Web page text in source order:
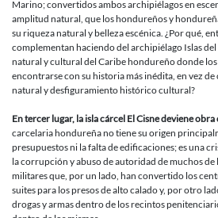
Marino; convertidos ambos archipiélagos en
amplitud natural, que los hondureños y
su riqueza natural y belleza escénica. ¿Por qué,
complementan haciendo del archipiélago Islas
natural y cultural del Caribe hondureño donde
encontrarse con su historia más inédita, en vez
natural y desfiguramiento histórico cultural?
En tercer lugar, la isla cárcel El Cisne deviene
carcelaria hondureña no tiene su origen
presupuestos ni la falta de edificaciones; es una
la corrupción y abuso de autoridad de muchos de
militares que, por un lado, han convertido los
suites para los presos de alto calado y, por otro
drogas y armas dentro de los recintos